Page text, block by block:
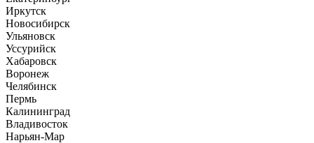
Иркутск
Новосибирск
Ульяновск
Уссурийск
Хабаровск
Воронеж
Челябинск
Пермь
Калининград
Владивосток
Нарьян-Мар